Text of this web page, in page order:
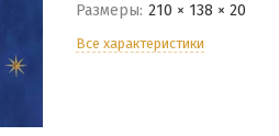
Размеры: 210 × 138 × 20
Все характеристики